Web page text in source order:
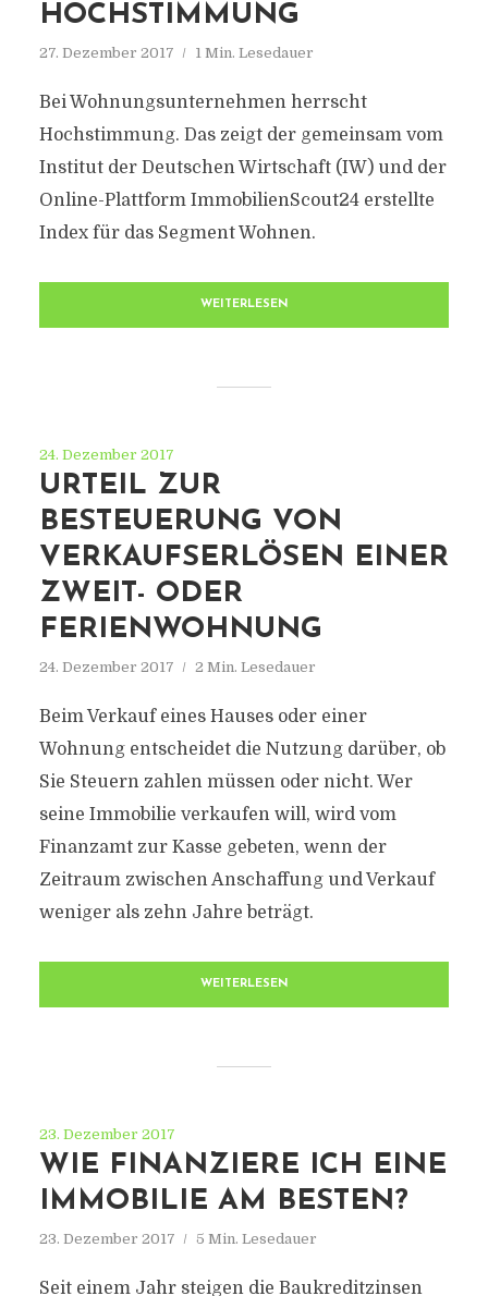
HOCHSTIMMUNG
27. Dezember 2017 1 Min. Lesedauer
Bei Wohnungsunternehmen herrscht
Hochstimmung. Das zeigt der gemeinsam vom
Institut der Deutschen Wirtschaft (IW) und der
Online-Plattform ImmobilienScout24 erstellte
Index für das Segment Wohnen.
WEITERLESEN
24. Dezember 2017
URTEIL ZUR
BESTEUERUNG VON
VERKAUFSERLÖSEN EINER
ZWEIT- ODER
FERIENWOHNUNG
24. Dezember 2017 2 Min. Lesedauer
Beim Verkauf eines Hauses oder einer
Wohnung entscheidet die Nutzung darüber, ob
Sie Steuern zahlen müssen oder nicht. Wer
seine Immobilie verkaufen will, wird vom
Finanzamt zur Kasse gebeten, wenn der
Zeitraum zwischen Anschaffung und Verkauf
weniger als zehn Jahre beträgt.
WEITERLESEN
23. Dezember 2017
WIE FINANZIERE ICH EINE
IMMOBILIE AM BESTEN?
23. Dezember 2017 5 Min. Lesedauer
Seit einem Jahr steigen die Baukreditzinsen